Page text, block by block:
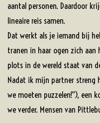
aantal personen. Daardoor
lineaire reis samen.
Dat werkt als je iemand bij
tranen in haar ogen zich
plots in de wereld staat van
Nadat ik mijn partner streng
we moeten puzzelen!”), een
we verder. Mensen van